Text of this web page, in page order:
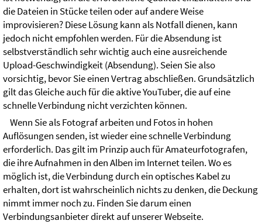
die Dateien in Stücke teilen oder auf andere Weise
improvisieren? Diese Lösung kann als Notfall dienen, kann
jedoch nicht empfohlen werden. Für die Absendung ist
selbstverständlich sehr wichtig auch eine ausreichende
Upload-Geschwindigkeit (Absendung). Seien Sie also
vorsichtig, bevor Sie einen Vertrag abschließen. Grundsätzlich
gilt das Gleiche auch für die aktive YouTuber, die auf eine
schnelle Verbindung nicht verzichten können.
Wenn Sie als Fotograf arbeiten und Fotos in hohen
Auflösungen senden, ist wieder eine schnelle Verbindung
erforderlich. Das gilt im Prinzip auch für Amateurfotografen,
die ihre Aufnahmen in den Alben im Internet teilen. Wo es
möglich ist, die Verbindung durch ein optisches Kabel zu
erhalten, dort ist wahrscheinlich nichts zu denken, die Deckung
nimmt immer noch zu. Finden Sie darum einen
Verbindungsanbieter direkt auf unserer Webseite.